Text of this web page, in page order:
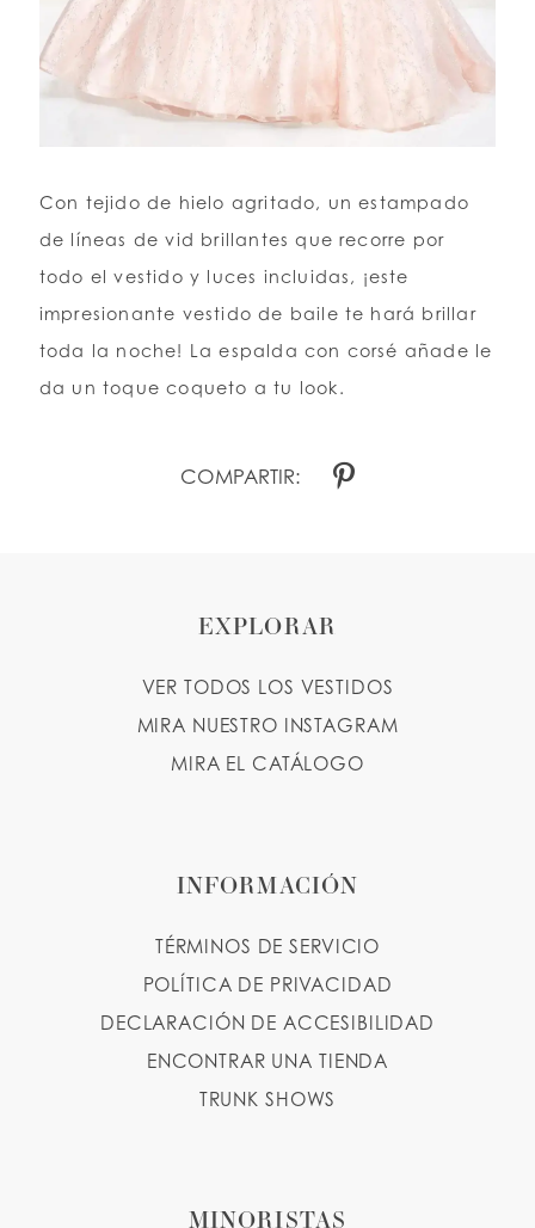
Con tejido de hielo agritado, un estampado
de líneas de vid brillantes que recorre por
todo el vestido y luces incluidas, ¡este
impresionante vestido de baile te hará brillar
toda la noche! La espalda con corsé añade le
da un toque coqueto a tu look.
COMPARTIR:
EXPLORAR
VER TODOS LOS VESTIDOS
MIRA NUESTRO INSTAGRAM
MIRA EL CATÁLOGO
INFORMACIÓN
TÉRMINOS DE SERVICIO
POLÍTICA DE PRIVACIDAD
DECLARACIÓN DE ACCESIBILIDAD
ENCONTRAR UNA TIENDA
TRUNK SHOWS
MINORISTAS